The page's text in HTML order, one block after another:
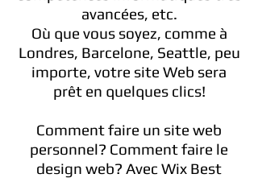
avancées, etc.
Où que vous soyez, comme à
Londres, Barcelone, Seattle, peu
importe, votre site Web sera
prêt en quelques clics!
Comment faire un site web
personnel? Comment faire le
design web? Avec Wix Best